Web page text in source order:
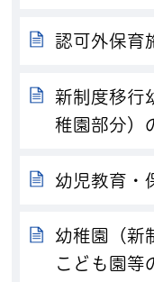
認可外保育
新制度移行
稚園部分）
幼児教育・
幼稚園（新
こども園等